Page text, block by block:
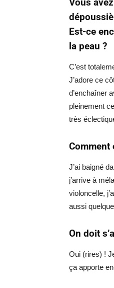
Est-ce
la peau ?
C’est
J’adore ce
d’enchaîner
pleinement
très
Comment
J’ai baigné
j’arrive à
violoncelle,
aussi
On doit
Oui (rires) !
ça apporte